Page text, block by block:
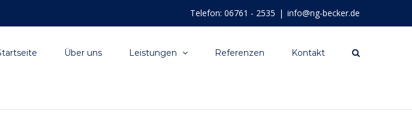
Telefon: 06761 - 2535 | info@ng-becker.de
Über uns Leistungen Referenzen Kontakt